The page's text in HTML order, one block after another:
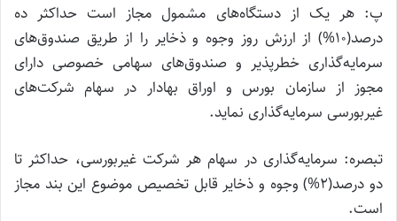
پ: هر یک از دستگاه‌های مشمول مجاز است حداکثر ده
درصد(۱۰%) از ارزش روز وجوه و ذخایر را از طریق صندوق‌های
سرمایه‌گذاری خطرپذیر و صندوق‌های سهامی خصوصی دارای
مجوز از سازمان بورس و اوراق بهادار در سهام شرکت‌های
غیربورسی سرمایه‌گذاری نماید.
تبصره: سرمایه‌گذاری در سهام هر شرکت غیربورسی، حداکثر تا
دو درصد(۲%) وجوه و ذخایر قابل تخصیص موضوع این بند مجاز
است.